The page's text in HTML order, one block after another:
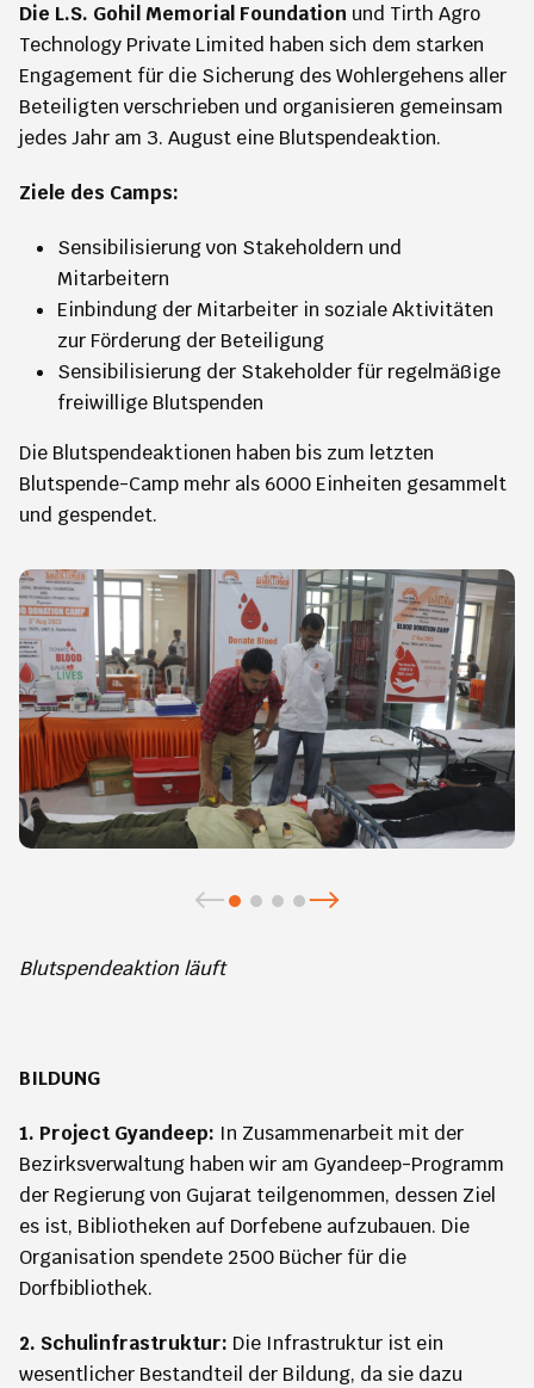
Die L.S. Gohil Memorial Foundation und Tirth Agro
Technology Private Limited haben sich dem starken
Engagement für die Sicherung des Wohlergehens aller
Beteiligten verschrieben und organisieren gemeinsam
jedes Jahr am 3. August eine Blutspendeaktion.
Ziele des Camps:
Sensibilisierung von Stakeholdern und
Mitarbeitern
Einbindung der Mitarbeiter in soziale Aktivitäten
zur Förderung der Beteiligung
Sensibilisierung der Stakeholder für regelmäßige
freiwillige Blutspenden
Die Blutspendeaktionen haben bis zum letzten
Blutspende-Camp mehr als 6000 Einheiten gesammelt
und gespendet.
Blutspendeaktion läuft
BILDUNG
1. Project Gyandeep: In Zusammenarbeit mit der
Bezirksverwaltung haben wir am Gyandeep-Programm
der Regierung von Gujarat teilgenommen, dessen Ziel
es ist, Bibliotheken auf Dorfebene aufzubauen. Die
Organisation spendete 2500 Bücher für die
Dorfbibliothek.
2. Schulinfrastruktur: Die Infrastruktur ist ein
wesentlicher Bestandteil der Bildung, da sie dazu